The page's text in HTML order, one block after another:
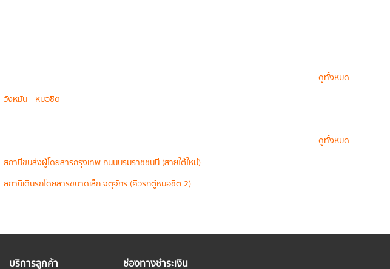
ดูทั้งหมด
วังหมัน - หมอชิต
ดูทั้งหมด
สถานีขนส่งผู้โดยสารกรุงเทพ ถนนบรมราชชนนี (สายใต้ใหม่)
สถานีเดินรถโดยสารขนาดเล็ก จตุจักร (คิวรถตู้หมอชิต 2)
บริการลูกค้า ช่องทางชำระเงิน